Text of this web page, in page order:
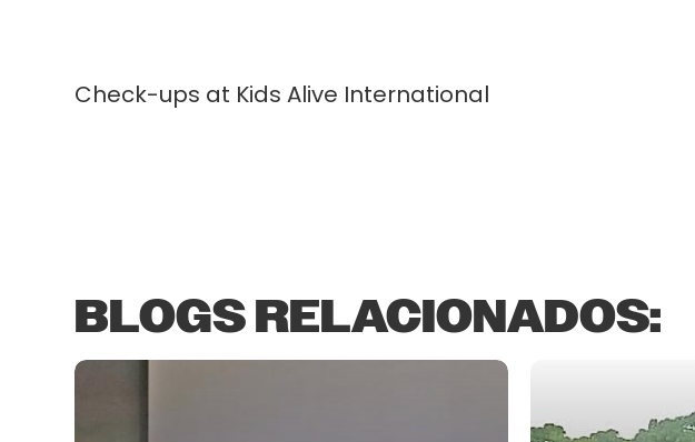
Check-ups at Kids Alive International
BLOGS RELACIONADOS: